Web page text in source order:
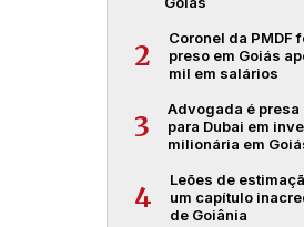
2
Coronel da PMDF
preso em Goiás
mil em salários
3
Advogada é
para Dubai em
milionária em
4
Leões de
um capítulo
de Goiânia